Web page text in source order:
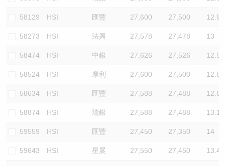
58129 HSI 匯豐 27,600 27,500 12.9
58273 HSI 法興 27,578 27,478 13
58474 HSI 中銀 27,626 27,526 12.5
58524 HSI 摩利 27,600 27,500 12.8
58634 HSI 匯豐 27,588 27,488 12.8
58874 HSI 瑞銀 27,588 27,488 13.1
59559 HSI 匯豐 27,450 27,350 14
59643 HSI 星展 27,550 27,450 13.4